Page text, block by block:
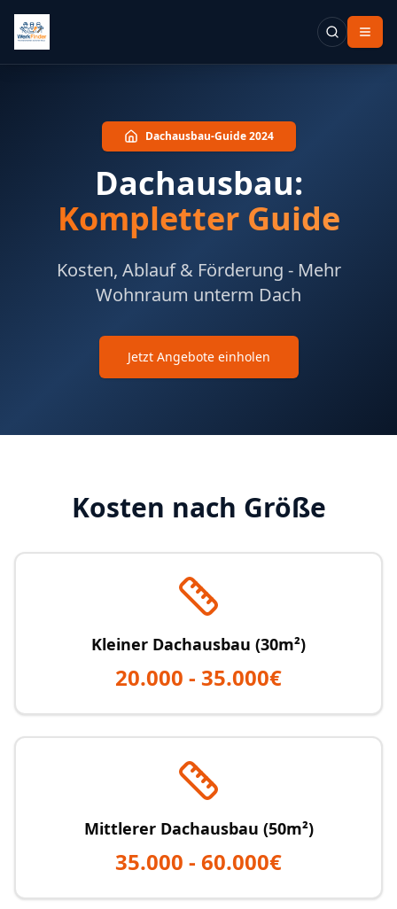
Dachausbau-Guide 2024
Dachausbau:
Kompletter Guide
Kosten, Ablauf & Förderung - Mehr
Wohnraum unterm Dach
Jetzt Angebote einholen
Kosten nach Größe
Kleiner Dachausbau (30m²)
20.000 - 35.000€
Mittlerer Dachausbau (50m²)
35.000 - 60.000€